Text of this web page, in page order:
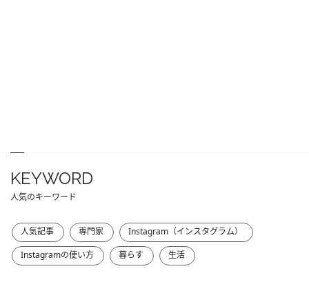
KEYWORD
人気のキーワード
人気記事 専門家
Instagram（インスタグラム）
Instagramの使い方
暮らす 生活